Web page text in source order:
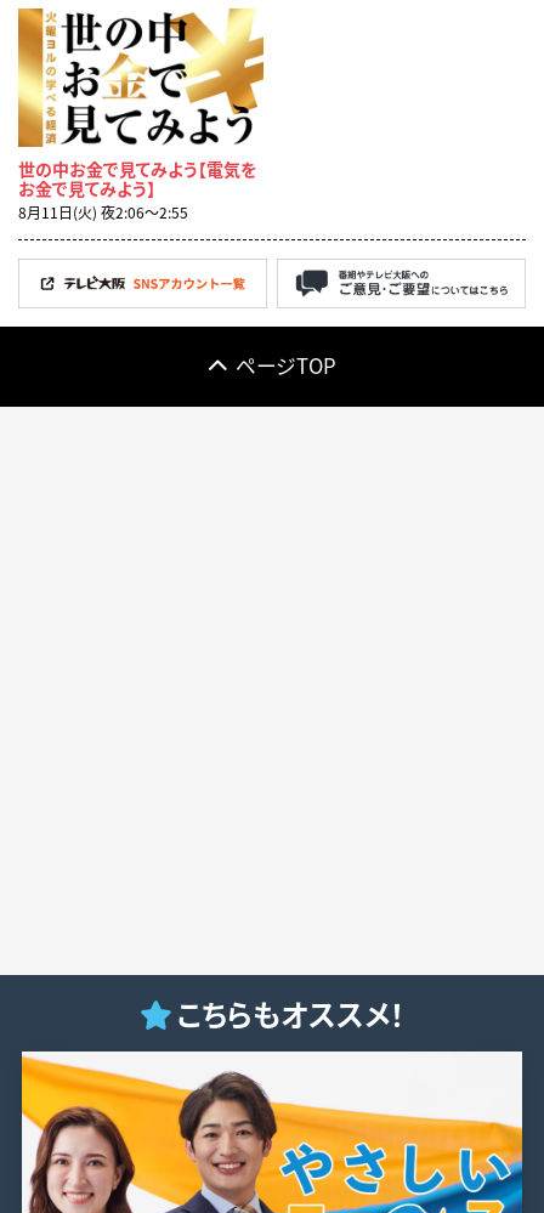
世の中お金で見てみよう【電気を
お金で見てみよう】
8月11日(火) 夜2:06〜2:55
ページTOP
こちらもオススメ！